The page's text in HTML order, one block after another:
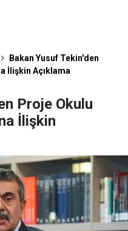
Bakan Yusuf Tekin'den
İlişkin Açıklama
Proje Okulu
İlişkin